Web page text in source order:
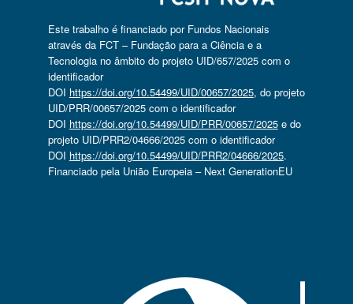
Este trabalho é financiado por Fundos Nacionais
através da FCT – Fundação para a Ciência e a
Tecnologia no âmbito do projeto UID/657/2025 com o
identificador
DOI https://doi.org/10.54499/UID/00657/2025, do projeto
UID/PRR/00657/2025 com o identificador
DOI https://doi.org/10.54499/UID/PRR/00657/2025e do
projeto UID/PRR2/04666/2025 com o identificador
DOI https://doi.org/10.54499/UID/PRR2/04666/2025.
Financiado pela União Europeia – Next GenerationEU